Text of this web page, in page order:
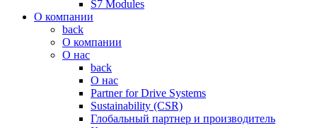
S7 Modules
О компании
back
О компании
О нас
back
О нас
Partner for Drive Systems
Sustainability (CSR)
Глобальный партнер и производитель